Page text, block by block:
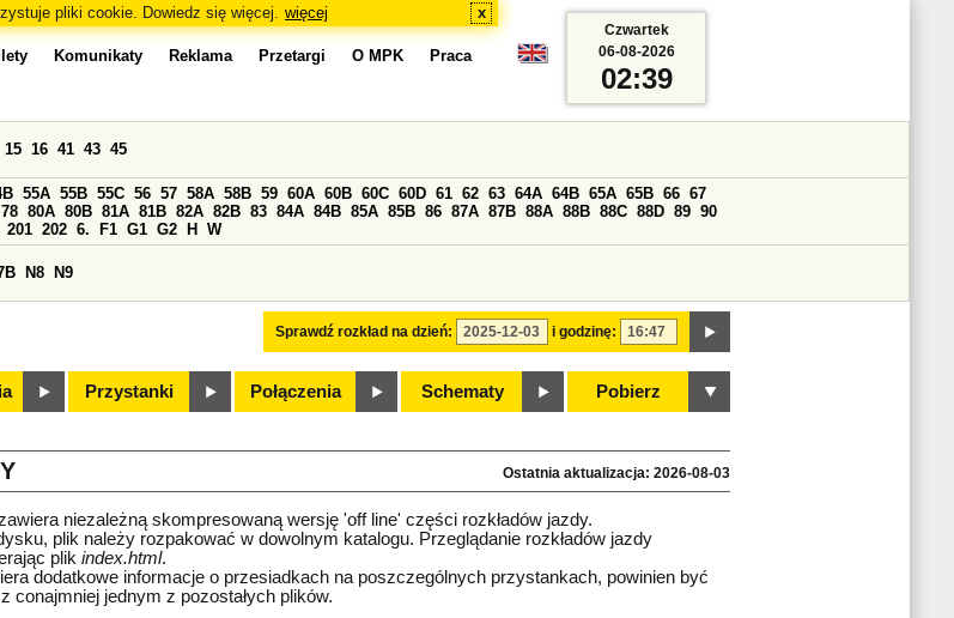
pliki cookie. Dowiedz się więcej. więcej x
Komunikaty Reklama Przetargi O MPK Praca
Sprawdź rozkład na dzień: i godzinę:
15 16 41 43 45
55A 55B 55C 56 57 58A 58B 59 60A 60B 60C 60D 61 62 63 64A 64B 65A 65B 66 67
78 80A 80B 81A 81B 82A 82B 83 84A 84B 85A 85B 86 87A 87B 88A 88B 88C 88D 89 90
201 202 6. F1 G1 G2 H W
N8 N9
Przystanki Połączenia Schematy Pobierz
Czwartek
06-08-2026
02:39
Ostatnia aktualizacja: 2026-08-03
niezależną skompresowaną wersję 'off line' części rozkładów jazdy.
plik należy rozpakować w dowolnym katalogu. Przeglądanie rozkładów jazdy
plik index.html.
dodatkowe informacje o przesiadkach na poszczególnych przystankach, powinien być
conajmniej jednym z pozostałych plików.